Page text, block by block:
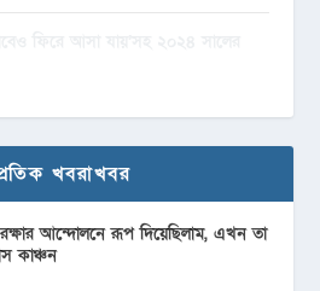
খবরাখবর
আন্দোলনে রূপ দিয়েছিলাম, এখন তা
কাঞ্চন